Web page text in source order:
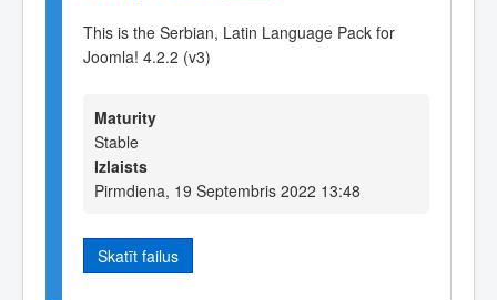
This is the Serbian, Latin Language Pack for
Joomla! 4.2.2 (v3)
Maturity
Stable
Izlaists
Pirmdiena, 19 Septembris 2022 13:48
Skatīt failus